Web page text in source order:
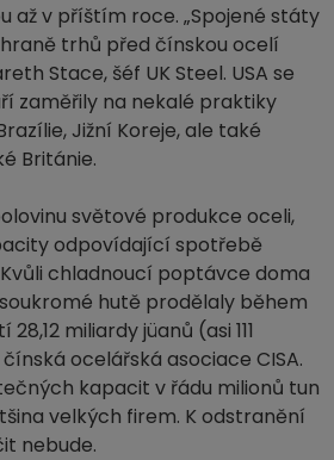
až v příštím roce. „Spojené státy
trhů před čínskou ocelí
Stace, šéf UK Steel. USA se
zaměřily na nekalé praktiky
Jižní Koreje, ale také
Británie.
světové produkce oceli,
odpovídající spotřebě
chladnoucí poptávce doma
hutě prodělaly během
miliardy jüanů (asi 111
ocelářská asociace CISA.
kapacit v řádu milionů tun
velkých firem. K odstranění
nebude.